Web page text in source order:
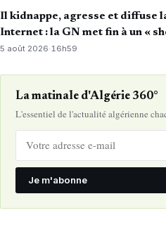
Il kidnappe, agresse et diffuse
Internet : la GN met fin à un «
5 août 2026·16h59
La matinale d'Algérie 360°
L'essentiel de l'actualité algérienne
Je m'abonne